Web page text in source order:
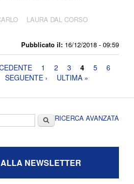
Pubblicato il: 16/12/2018 - 09:59
LAURA DAL CORSO
1 2 3 4 5
6
SEGUENTE › ULTIMA »
CercaRICERCA AVANZATA
NEWSLETTER